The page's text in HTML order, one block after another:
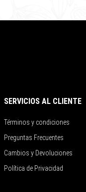
SERVICIOS AL CLIENTE
Términos y condiciones
Preguntas Frecuentes
Cambios y Devoluciones
Política de Privacidad